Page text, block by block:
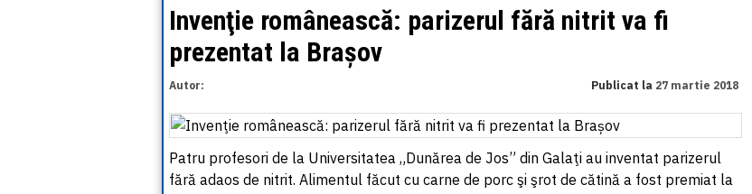
1 DKK= 0.6668 RON
1 EGP
= 0.0860 RON
1 MXN= 0.2227 RON
1 NOK= 0.4191 RON
1 NZD= 2.6097 RON
1 PLN
= 1.1646 RON
1 RSD= 0.0425 RON
Invenţie românească: parizerul fără nitrit va fi
prezentat la Brașov
Autor: Publicat la 27 martie 2018
Patru profesori de la Universitatea „Dunărea de Jos” din Galaţi au inventat parizerul
fără adaos de nitrit. Alimentul făcut cu carne de porc şi şrot de cătină a fost premiat la